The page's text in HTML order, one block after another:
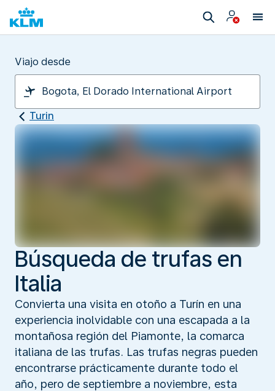
Viajo desde
Turin
Búsqueda de trufas en
Italia
Convierta una visita en otoño a Turín en una
experiencia inolvidable con una escapada a la
montañosa región del Piamonte, la comarca
italiana de las trufas. Las trufas negras pueden
encontrarse prácticamente durante todo el
año, pero de septiembre a noviembre, esta